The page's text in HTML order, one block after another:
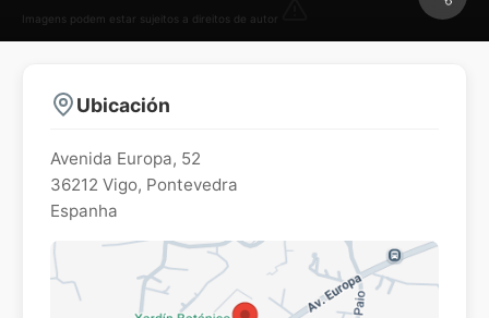
Imagens podem estar sujeitos a direitos de autor
Ubicación
Avenida Europa, 52
36212 Vigo, Pontevedra
Espanha